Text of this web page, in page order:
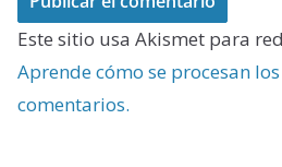
Este sitio usa Akismet para
Aprende cómo se procesan
comentarios.